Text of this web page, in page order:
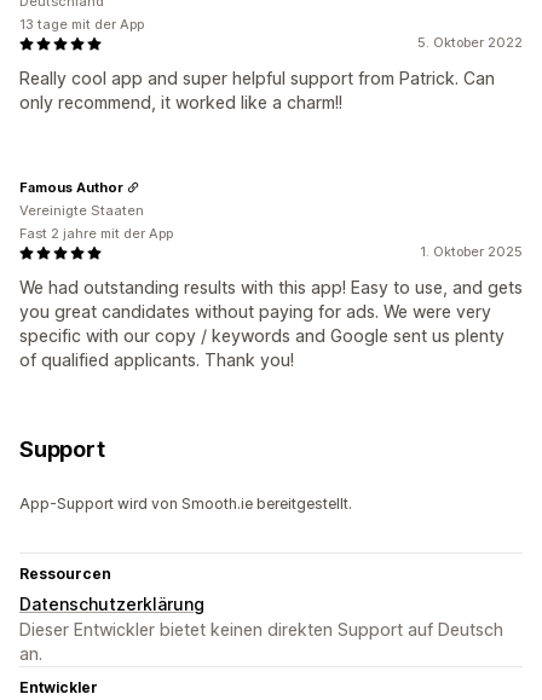
5. Oktober 2022
Really cool app and super helpful support from Patrick. Can
only recommend, it worked like a charm!!
13 tage mit der App
1. Oktober 2025
We had outstanding results with this app! Easy to use, and gets
you great candidates without paying for ads. We were very
specific with our copy / keywords and Google sent us plenty
of qualified applicants. Thank you!
Famous Author
Vereinigte Staaten
Fast 2 jahre mit der App
Support
App-Support wird von Smooth.ie bereitgestellt.
Ressourcen
Datenschutzerklärung
Dieser Entwickler bietet keinen direkten Support auf Deutsch
an.
Entwickler